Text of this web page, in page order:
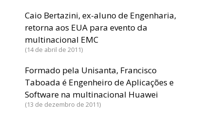
Caio Bertazini, ex-aluno de Engenharia,
retorna aos EUA para evento da
multinacional EMC
14 de abril de 2011
Formado pela Unisanta, Francisco
Taboada é Engenheiro de Aplicações e
Software na multinacional Huawei
13 de dezembro de 2011